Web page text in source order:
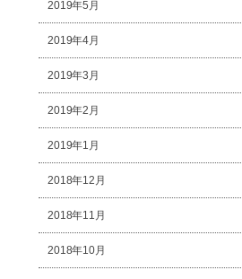
2019年5月
2019年4月
2019年3月
2019年2月
2019年1月
2018年12月
2018年11月
2018年10月